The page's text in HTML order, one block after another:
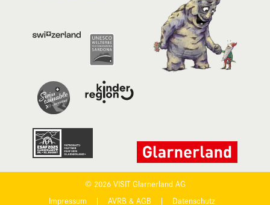
© 2026 VISIT Glarnerland AG
Impressum
| AVRB & AGB | Datenschutz